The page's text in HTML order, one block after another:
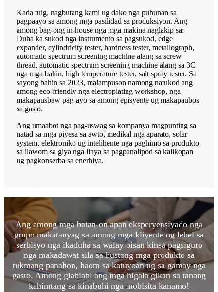
Kada tuig, nagbutang kami ug dako nga puhunan sa
pagpaayo sa among mga pasilidad sa produksiyon. Ang
among bag-ong in-house nga mga makina naglakip sa:
Duha ka sukod nga instrumento sa pagsukod, edge
expander, cylindricity tester, hardness tester, metallograph,
automatic spectrum screening machine alang sa screw
thread, automatic spectrum screening machine alang sa 3C
nga mga bahin, high temperature tester, salt spray tester. Sa
sayong bahin sa 2023, malampuson namong natukod ang
among eco-friendly nga electroplating workshop, nga
makapausbaw pag-ayo sa among episyente ug makapaubos
sa gasto.
Ang umaabot nga pag-uswag sa kompanya magpunting sa
natad sa mga piyesa sa awto, medikal nga aparato, solar
system, elektroniko ug intelihente nga paghimo sa produkto,
sa ilawom sa giya nga linya sa pagpanalipod sa kalikopan
ug pagkonserba sa enerhiya.
Ang among mga batan-on apan eksperyensiyado nga
grupo makatanyag sa among mga kliyente og lebel sa
serbisyo nga ikaduha sa walay bisan kinsa pagsiguro
nga makadawat sila sa hustong mga produkto sa
tukmang panahon, haom sa katuyoan ug sa gamay nga
gasto. Among giabiabi ang mga higala gikan sa tanang
kahimtang sa kinabuhi nga mobisita kanamo!